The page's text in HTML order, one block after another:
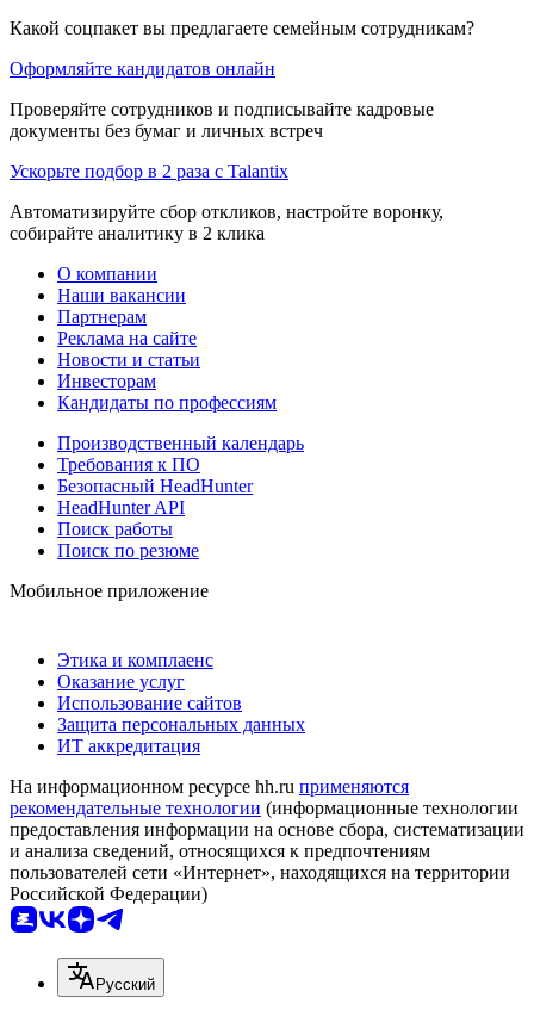
Какой соцпакет вы предлагаете семейным сотрудникам?
Оформляйте кандидатов онлайн
Проверяйте сотрудников и подписывайте кадровые
документы без бумаг и личных встреч
Ускорьте подбор в 2 раза с Talantix
Автоматизируйте сбор откликов, настройте воронку,
собирайте аналитику в 2 клика
О компании
Наши вакансии
Партнерам
Реклама на сайте
Новости и статьи
Инвесторам
Кандидаты по профессиям
Производственный календарь
Требования к ПО
Безопасный HeadHunter
HeadHunter API
Поиск работы
Поиск по резюме
Мобильное приложение
Этика и комплаенс
Оказание услуг
Использование сайтов
Защита персональных данных
ИТ аккредитация
На информационном ресурсе hh.ru применяются
рекомендательные технологии (информационные технологии
предоставления информации на основе сбора, систематизации
и анализа сведений, относящихся к предпочтениям
пользователей сети «Интернет», находящихся на территории
Российской Федерации)
Русский